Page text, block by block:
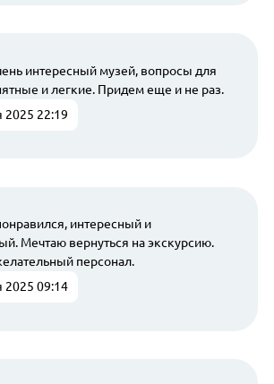
интересный музей, вопросы для
и легкие. Придем еще и не раз.
2025 22:19
интересный и
Мечтаю вернуться на экскурсию.
персонал.
2025 09:14